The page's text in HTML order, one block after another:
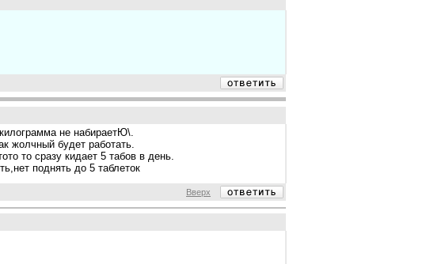
не набираетЮ\.
жолчный будет работать.
то сразу кидает 5 табов в день.
поднять до 5 таблеток
Вверх